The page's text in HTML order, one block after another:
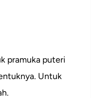
pramuka puteri
Untuk